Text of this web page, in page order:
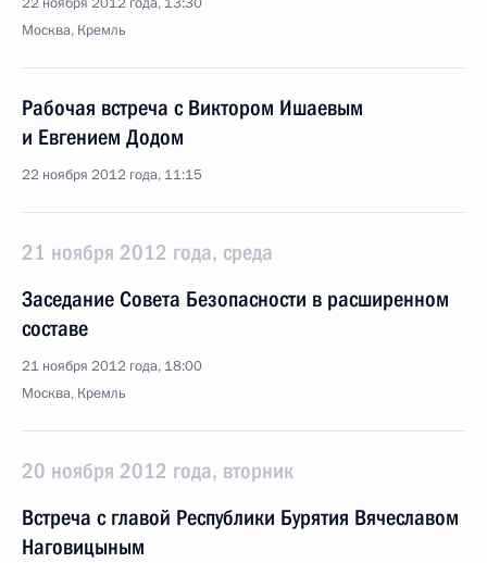
Москва, Кремль
Рабочая встреча с Виктором Ишаевым
и Евгением Додом
22 ноября 2012 года, 11:15
21 ноября 2012 года, среда
Заседание Совета Безопасности в расширенном
составе
21 ноября 2012 года, 18:00
Москва, Кремль
20 ноября 2012 года, вторник
Встреча с главой Республики Бурятия Вячеславом
Наговицыным